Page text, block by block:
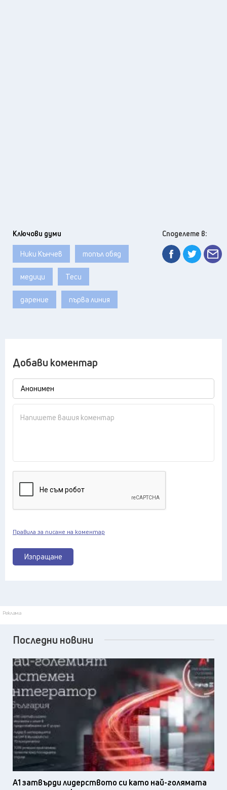
Ключови думи
Ники Кънчев топъл обяд
медици Теси
дарение първа линия
Споделете в:
Добави коментар
Изпращане
Правила за писане на коментар
Реклама
Последни новини
А1 затвърди лидерството си като най-голямата